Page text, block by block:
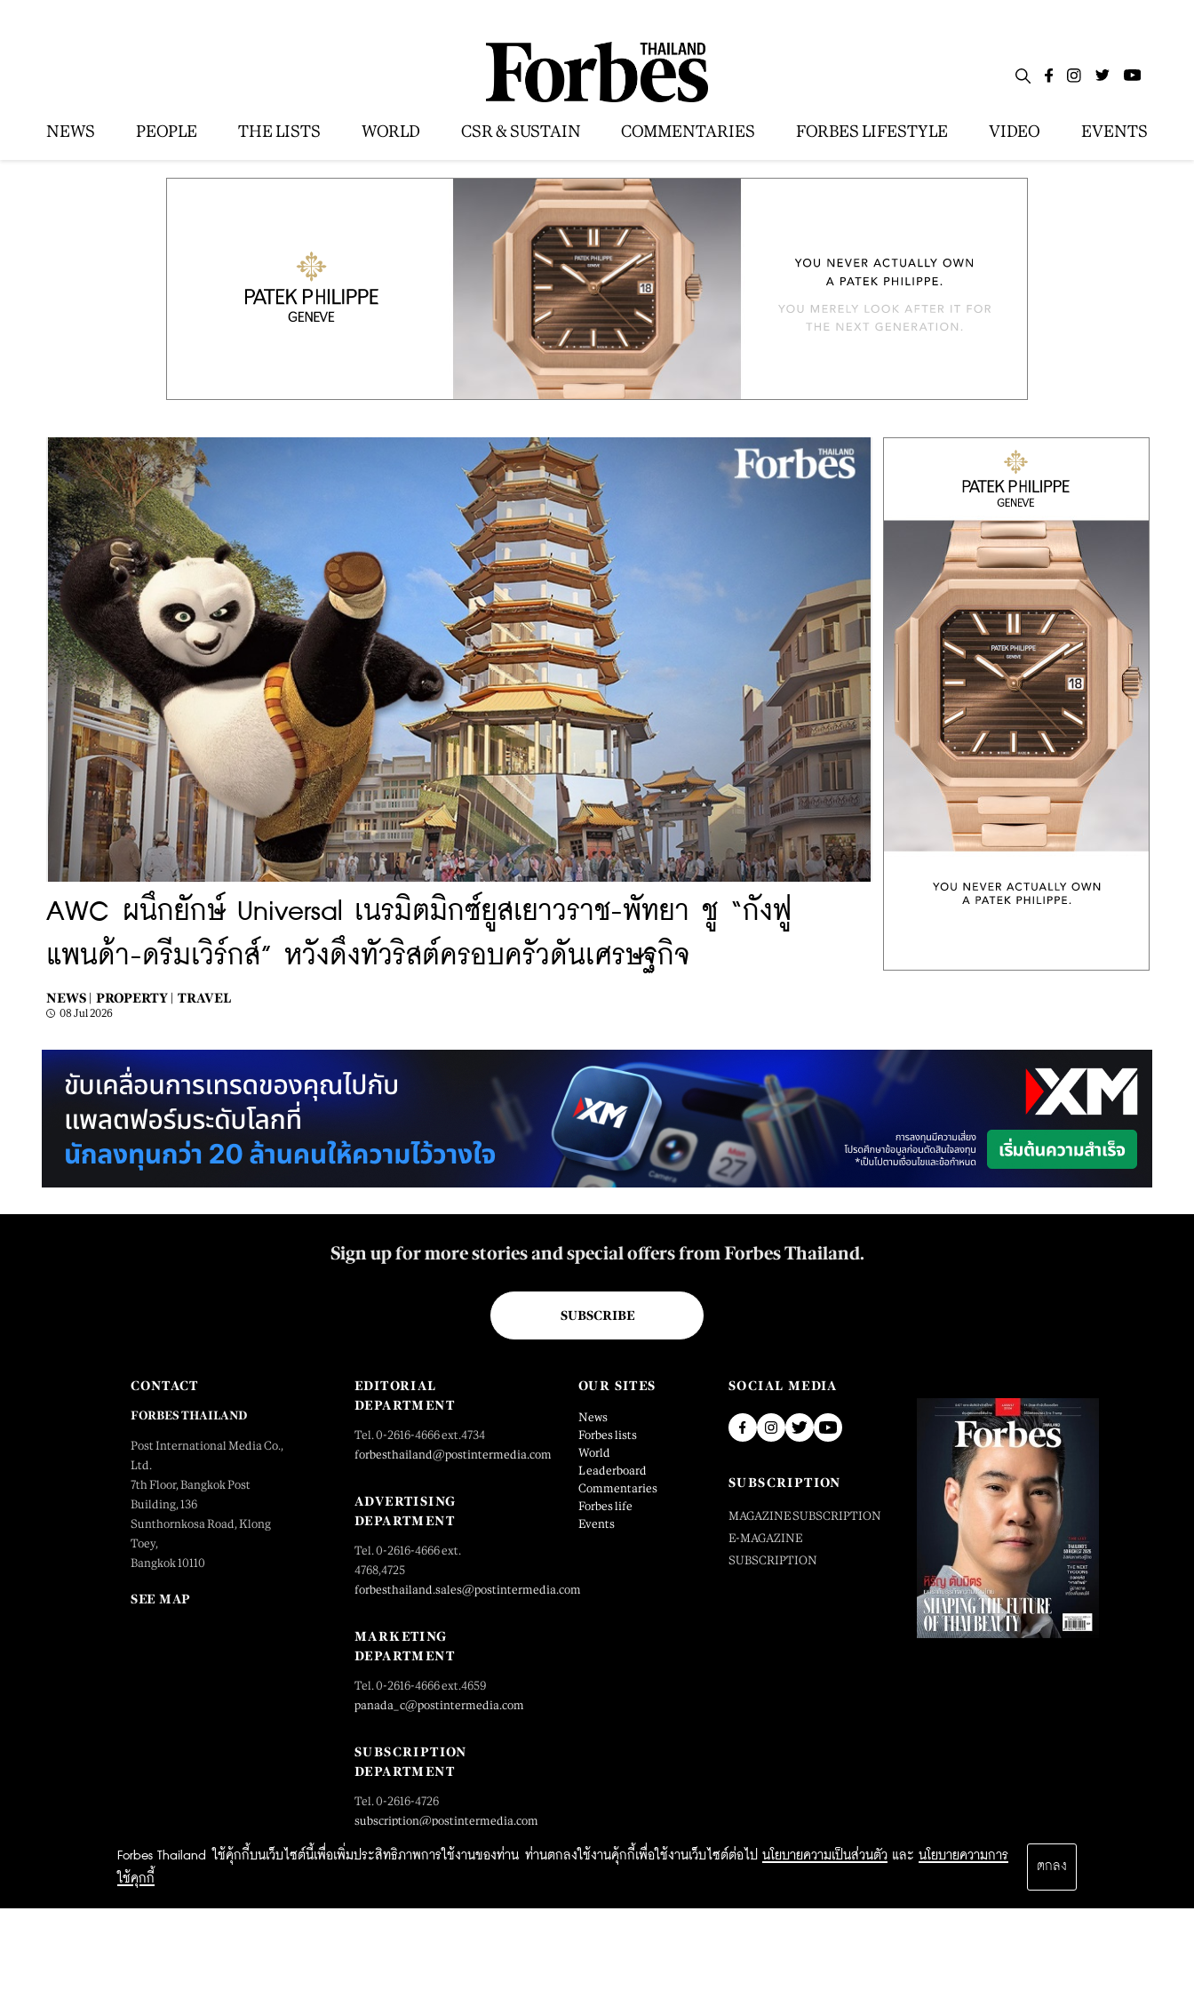
NEWS PEOPLE THE LISTS WORLD CSR & SUSTAIN COMMENTARIES FORBES LIFESTYLE VIDEO EVENTS
AWC ผนึกยักษ์ Universal เนรมิตมิกซ์ยูสเยาวราช-พัทยา ชู “กังฟู
แพนด้า-ดรีมเวิร์กส์” หวังดึงทัวริสต์ครอบครัวดันเศรษฐกิจ
NEWS | PROPERTY | TRAVEL
08 Jul 2026
Forbes Thailand ใช้คุ้กกี้บนเว็บไซต์นี้เพื่อเพิ่มประสิทธิภาพการใช้งานของท่าน ท่านตกลงใช้งานคุ้กกี้เพื่อใช้งานเว็บไซต์ต่อไป นโยบายความเป็นส่วนตัว และ นโยบายความการ
ใช้คุกกี้
ตกลง
Sign up for more stories and special offers from Forbes Thailand.
SUBSCRIBE
CONTACT
FORBES THAILAND
Post International Media Co.,
Ltd.
7th Floor, Bangkok Post
Building, 136
Sunthornkosa Road, Klong
Toey,
Bangkok 10110
SEE MAP
EDITORIAL
DEPARTMENT
Tel. 0-2616-4666 ext.4734
forbesthailand@postintermedia.com
ADVERTISING
DEPARTMENT
Tel. 0-2616-4666 ext.
4768,4725
forbesthailand.sales@postintermedia.com
MARKETING
DEPARTMENT
Tel. 0-2616-4666 ext.4659
panada_c@postintermedia.com
SUBSCRIPTION
DEPARTMENT
Tel. 0-2616-4726
subscription@postintermedia.com
OUR SITES
News
Forbes lists
World
Leaderboard
Commentaries
Forbes life
Events
SOCIAL MEDIA
SUBSCRIPTION
MAGAZINE SUBSCRIPTION
E-MAGAZINE
SUBSCRIPTION